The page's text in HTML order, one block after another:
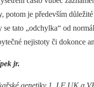
potom je především
se tato „odchylka“ od
nejistoty či dokonce
jr.